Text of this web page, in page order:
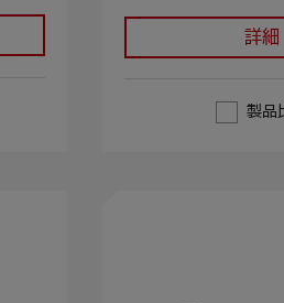
詳細
製品